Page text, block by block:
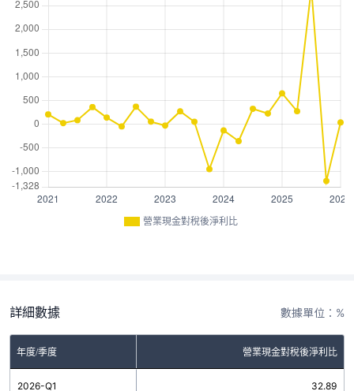
營業現金對稅後淨利比
詳細數據 數據單位：%
年度/季度 營業現金對稅後淨利比
2026-Q1 32.89